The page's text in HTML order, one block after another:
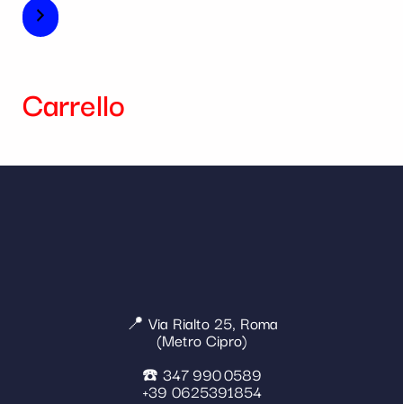
Carrello
📍 Via Rialto 25, Roma
(Metro Cipro)
☎️ 347 990 0589
+39 0625391854